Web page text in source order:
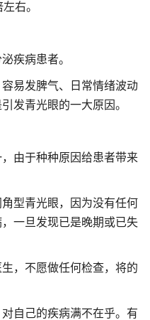
右。
疾病患者。
易发脾气、日常情绪波动
发青光眼的一大原因。
由于种种原因给患者带来
型青光眼，因为没有任何
一旦发现已是晚期或已失
，不愿做任何检查，将的
自己的疾病满不在乎。有